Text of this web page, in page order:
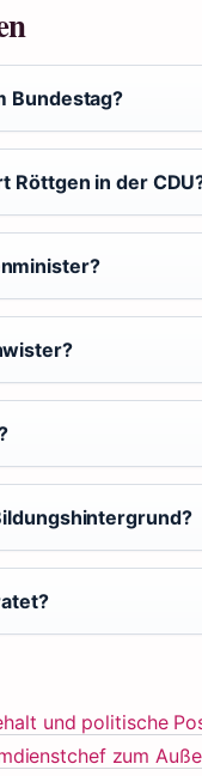
Bundestag?
Röttgen in der
und politische
zum